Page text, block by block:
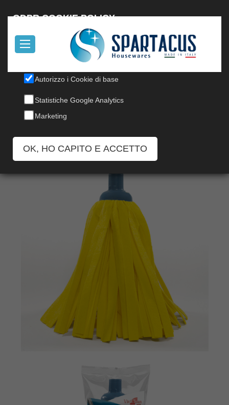
MOP SINTETICO
GDPR COOKIE POLICY
Il nostro sito utilizza cookies, per informazioni, leggi la nostra
Cookie Policy
Autorizzo i Cookie di base
Statistiche Google Analytics
Marketing
OK, HO CAPITO E ACCETTO